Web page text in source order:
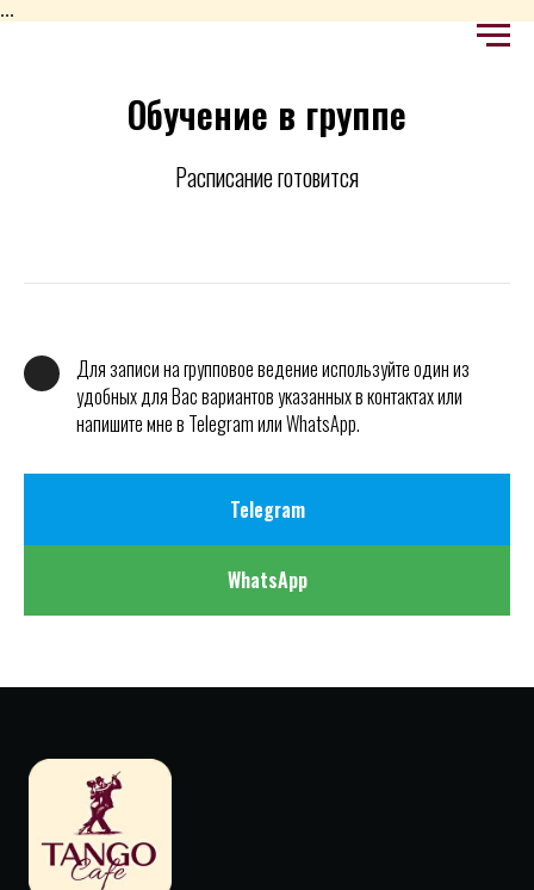
...
Обучение в группе
Расписание готовится
Для записи на групповое ведение используйте один из
удобных для Вас вариантов указанных в контактах или
напишите мне в Telegram или WhatsApp.
Telegram
WhatsApp